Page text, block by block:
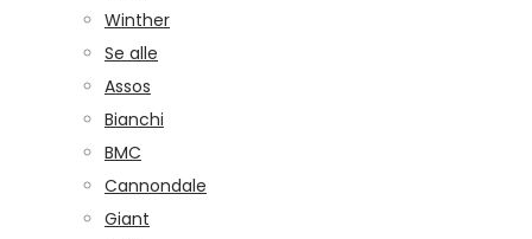
Winther
Se alle
Assos
Bianchi
BMC
Cannondale
Giant